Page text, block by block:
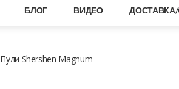
БЛОГ ВИДЕО
Пули Shershen Magnum